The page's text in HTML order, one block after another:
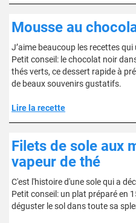
Mousse au
J’aime beaucoup les recettes
Petit conseil: le chocolat noir
thés verts, ce dessert rapide à
de beaux souvenirs gustatifs.
Lire la recette
Filets de sole aux
vapeur de thé
C'est l'histoire d'une sole qui a
Petit conseil: un plat préparé en
déguster le sol dans toute sa